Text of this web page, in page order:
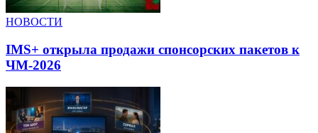
НОВОСТИ
IMS+ открыла продажи спонсорских пакетов к
ЧМ-2026